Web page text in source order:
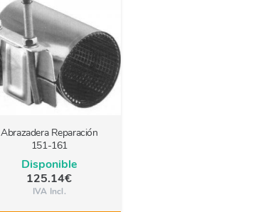
Abrazadera Reparación
151-161
Disponible
125.14€
IVA Incl.